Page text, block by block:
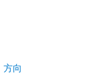
方向